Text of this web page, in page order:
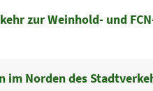
zur Weinhold- und
im Norden des